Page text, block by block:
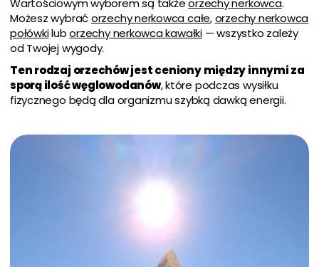
Wartościowym wyborem są takżeorzechy nerkowca.
Możesz wybraćorzechy nerkowca całe,orzechy nerkowca
połówkiluborzechy nerkowca kawałki— wszystko zależy
od Twojej wygody.
Ten rodzaj orzechów jest ceniony między innymi za
sporą ilość węglowodanów, które podczas wysiłku
fizycznego będą dla organizmu szybką dawką energii.